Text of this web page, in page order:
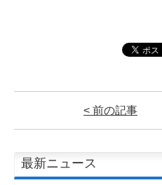
< 前の記事
最新ニュース